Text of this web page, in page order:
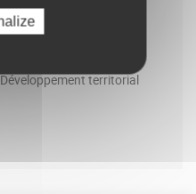
Anglais Espagnol
Italien Allemand
territorial